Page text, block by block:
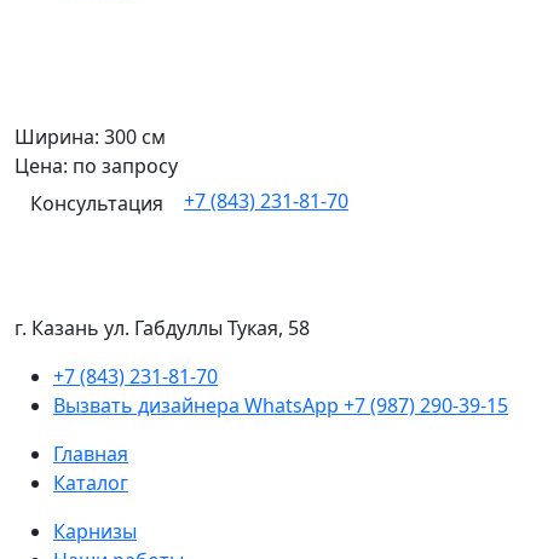
Ширина: 300 см
Цена: по запросу
Консультация
+7 (843) 231-81-70
г. Казань ул. Габдуллы Тукая, 58
+7 (843) 231-81-70
Вызвать дизайнера WhatsApp +7 (987) 290-39-15
Главная
Каталог
Карнизы